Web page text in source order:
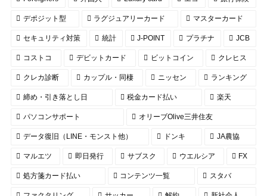
デポジット型 ラグジュアリーカード マスターカード
セキュリティ対策 統計 J-POINT プラチナ JCB
コストコ デビットカード ビットコイン クレヒス
クレカ診断 カップル・同棲 ニッセン ランキング
締め・引き落とし日 税金カード払い 楽天
パソコンサポート オリーブOlive三井住友
データ復旧（LINE・モンスト他） ドンキ JA農協
マルエツ 即日発行 サブスク ウエルシア FX
処方箋カード払い コンテンツ一覧 スタバ